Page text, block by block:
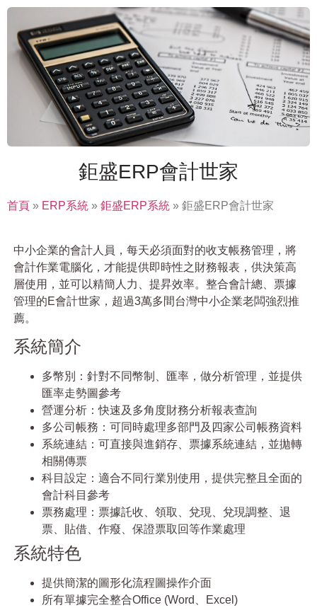
鉅盛ERP會計世家
首頁 » ERP系統 » 鉅盛ERP系統 » 鉅盛ERP會計世家
中小企業的會計人員，每天必須面對的收支帳務管理，將
會計作業電腦化，才能提供即時性之財務報表，供決策高
層使用，並可以精簡人力、提昇效率。整合會計總、票據
管理的E會計世家，超過3萬多間台灣中小企業老闆強烈推
薦。
系統簡介
多幣別：針對不同幣制、匯率，做分析管理，並提供
匯率走勢圖參考
營運分析：快速及多角度財務分析報表查詢
多公司帳務：可同時處理多部門及四家公司帳務資料
系統連結：可直接與進銷存、票據系統連結，並拋轉
相關傳票
科目設定：適合不同行業別使用，提供完整且全面的
會計科目參考
票務處理：票據託收、領取、兌現、兌現調整、退
票、貼借、作癈、保證票取回等作業處理
系統特色
提供簡潔的圖形化流程圖操作介面
所有單據完全整合Office (Word、Excel)